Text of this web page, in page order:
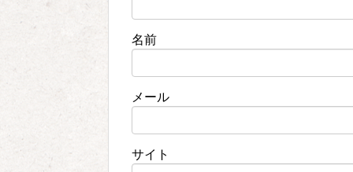
名前
メール
サイト